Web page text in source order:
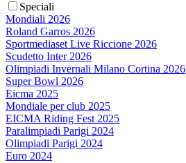
Speciali
Mondiali 2026
Roland Garros 2026
Sportmediaset Live Riccione 2026
Scudetto Inter 2026
Olimpiadi Invernali Milano Cortina 2026
Super Bowl 2026
Eicma 2025
Mondiale per club 2025
EICMA Riding Fest 2025
Paralimpiadi Parigi 2024
Olimpiadi Parigi 2024
Euro 2024